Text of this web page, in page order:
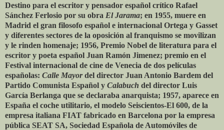
Destino para el escritor y pensador español crítico Rafael
Sánchez Ferlosio por su obra El Jarama; en 1955, muere en
Madrid el gran filosofo español e internacional Ortega y Gasset
y diferentes sectores de la oposición al franquismo se movilizan
y le rinden homenaje; 1956, Premio Nobel de literatura para el
escritor y poeta español Juan Ramón Jimenez; premio en el
Festival internacional de cine de Venecia de dos películas
españolas: Calle Mayordel director Juan Antonio Bardem del
Partido Comunista Español y Calabuch del director Luis
García Berlanga que se declaraba anarquista; 1957, aparece en
España el coche utilitario, el modelo Seiscientos-El 600, de la
empresa italiana FIAT fabricado en Barcelona por la empresa
pública SEAT SA, Sociedad Española de Automóviles de